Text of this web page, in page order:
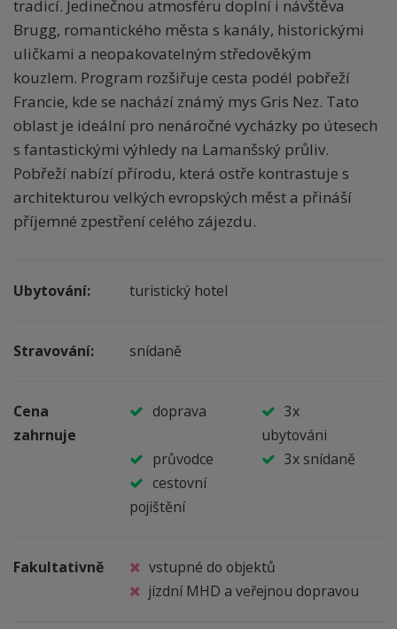
tradicí. Jedinečnou atmosféru doplní i návštěva
Brugg, romantického města s kanály, historickými
uličkami a neopakovatelným středověkým
kouzlem. Program rozšiřuje cesta podél pobřeží
Francie, kde se nachází známý mys Gris Nez. Tato
oblast je ideální pro nenáročné vycházky po útesech
s fantastickými výhledy na Lamanšský průliv.
Pobřeží nabízí přírodu, která ostře kontrastuje s
architekturou velkých evropských měst a přináší
příjemné zpestření celého zájezdu.
Ubytování: turistický hotel
Stravování: snídaně
Cena
zahrnuje
doprava
3x
ubytováni
průvodce
3x snídaně
cestovní
pojištění
Fakultativně
vstupné do objektů
jízdní MHD a veřejnou dopravou